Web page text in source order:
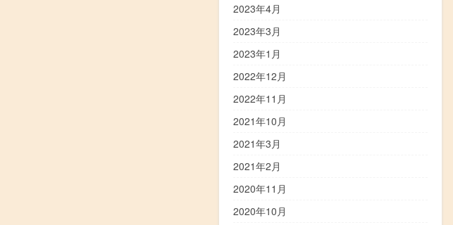
2023年4月
2023年3月
2023年1月
2022年12月
2022年11月
2021年10月
2021年3月
2021年2月
2020年11月
2020年10月